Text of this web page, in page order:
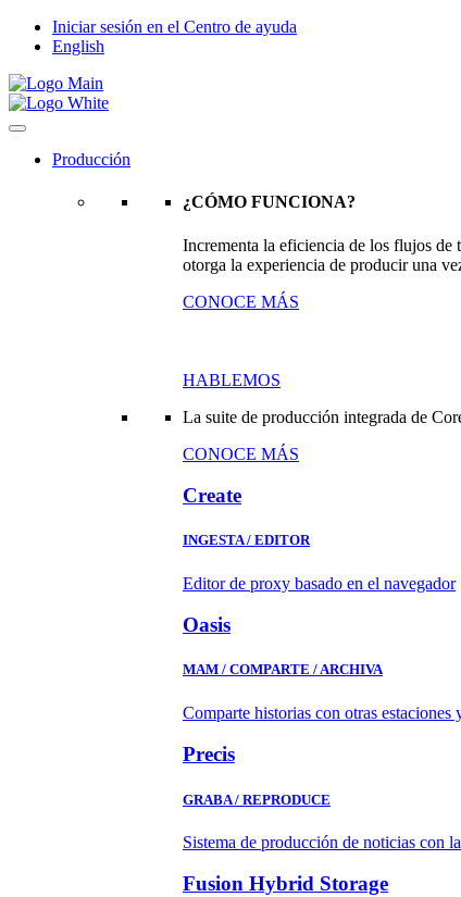
Iniciar sesión en el Centro de ayuda
English
Producción
¿CÓMO FUNCIONA?
Incrementa la eficiencia de los flujos de
otorga la experiencia de producir una
CONOCE MÁS
HABLEMOS
La suite de producción integrada de
CONOCE MÁS
Create
INGESTA / EDITOR
Editor de proxy basado en el navegador
Oasis
MAM / COMPARTE / ARCHIVA
Comparte historias con otras estaciones
Precis
GRABA / REPRODUCE
Sistema de producción de noticias con
Fusion Hybrid Storage